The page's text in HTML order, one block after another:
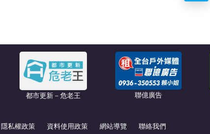
都市更新－危老王 聯億廣告
隱私權政策 資料使用政策 網站導覽 聯絡我們